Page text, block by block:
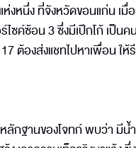
ห่งหนึ่ง ที่จังหวัดขอนแก่น เ
ไซค์ซ้อน 3 ซึ่งมีเป๊กโก้ เป็
ต้องส่งแชทไปหาเพื่อน ใ
กฐานของโจทก์ พบว่า มีน้